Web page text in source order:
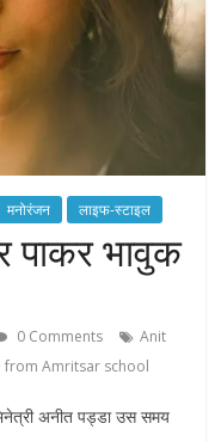
मनोरंजन लाइफ-स्टाइल
पाकर भावुक
0 Comments
Anit
from Amritsar school
अनीत पड्डा उस समय